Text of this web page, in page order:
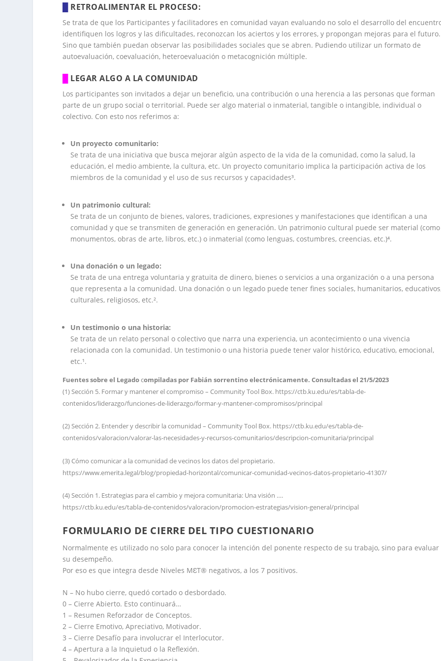
RETROALIMENTAR EL PROCESO:
Se trata de que los Participantes y facilitadores en comunidad vayan evaluando no solo el desarrollo del
identifiquen los logros y las dificultades, reconozcan los aciertos y los errores, y propongan mejoras para el futuro.
Sino que también puedan observar las posibilidades sociales que se abren. Pudiendo utilizar un formato de
autoevaluación, coevaluación, heteroevaluación o metacognición múltiple.
LEGAR ALGO A LA COMUNIDAD
Los participantes son invitados a dejar un beneficio, una contribución o una herencia a las personas que forman
parte de un grupo social o territorial. Puede ser algo material o inmaterial, tangible o intangible, individual o
colectivo. Con esto nos referimos a:
Un proyecto comunitario:
Se trata de una iniciativa que busca mejorar algún aspecto de la vida de la comunidad, como la salud, la
educación, el medio ambiente, la cultura, etc. Un proyecto comunitario implica la participación activa de los
miembros de la comunidad y el uso de sus recursos y capacidades³.
Un patrimonio cultural:
Se trata de un conjunto de bienes, valores, tradiciones, expresiones y manifestaciones que identifican a una
comunidad y que se transmiten de generación en generación. Un patrimonio cultural puede ser material (como
monumentos, obras de arte, libros, etc.) o inmaterial (como lenguas, costumbres, creencias, etc.)⁴.
Una donación o un legado:
Se trata de una entrega voluntaria y gratuita de dinero, bienes o servicios a una organización o a una persona
que representa a la comunidad. Una donación o un legado puede tener fines sociales, humanitarios,
culturales, religiosos, etc.².
Un testimonio o una historia:
Se trata de un relato personal o colectivo que narra una experiencia, un acontecimiento o una vivencia
relacionada con la comunidad. Un testimonio o una historia puede tener valor histórico, educativo, emocional,
etc.¹.
Fuentes sobre el Legadocompiladas por Fabián sorrentino electrónicamente. Consultadas el 21/5/2023
(1) Sección 5. Formar y mantener el compromiso – Community Tool Box. https://ctb.ku.edu/es/tabla-de-
contenidos/liderazgo/funciones-de-liderazgo/formar-y-mantener-compromisos/principal
(2) Sección 2. Entender y describir la comunidad – Community Tool Box. https://ctb.ku.edu/es/tabla-de-
contenidos/valoracion/valorar-las-necesidades-y-recursos-comunitarios/descripcion-comunitaria/principal
(3) Cómo comunicar a la comunidad de vecinos los datos del propietario.
https://www.emerita.legal/blog/propiedad-horizontal/comunicar-comunidad-vecinos-datos-propietario-41307/
(4) Sección 1. Estrategias para el cambio y mejora comunitaria: Una visión ….
https://ctb.ku.edu/es/tabla-de-contenidos/valoracion/promocion-estrategias/vision-general/principal
FORMULARIO DE CIERRE DEL TIPO CUESTIONARIO
Normalmente es utilizado no solo para conocer la intención del ponente respecto de su trabajo, sino para evaluar
su desempeño.
Por eso es que integra desde Niveles MƐT® negativos, a los 7 positivos.
N – No hubo cierre, quedó cortado o desbordado.
0 – Cierre Abierto. Esto continuará…
1 – Resumen Reforzador de Conceptos.
2 – Cierre Emotivo, Apreciativo, Motivador.
3 – Cierre Desafío para involucrar el Interlocutor.
4 – Apertura a la Inquietud o la Reflexión.